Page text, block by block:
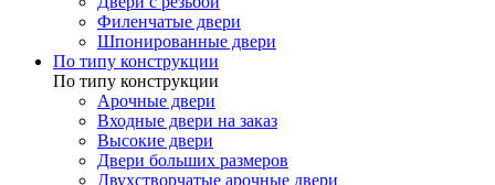
Филенчатые двери
Шпонированные двери
По типу конструкции
По типу конструкции
Арочные двери
Входные двери на заказ
Высокие двери
Двери больших размеров
Двухстворчатые арочные двери